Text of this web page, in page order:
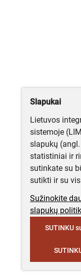
Slapukai
Lietuvos
sistemoje
slapukų (angl.
statistiniai ir
sutinkate su
sutikti ir su
Sužinokite
slapukų
SUTINKU